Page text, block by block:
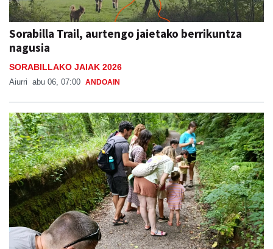
Sorabilla Trail, aurtengo jaietako berrikuntza
nagusia
SORABILLAKO JAIAK 2026
Aiurri abu 06, 07:00 ANDOAIN